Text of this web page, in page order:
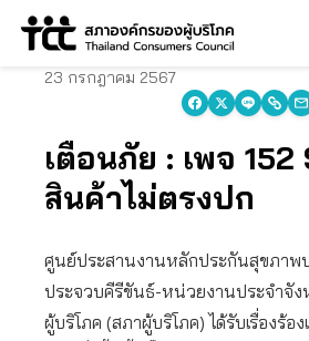
Skip
23 กรกฎาคม 2567
เตือนภัย : เพจ 152
สินค้าไม่ตรงปก
ศูนย์ประสานงานหลักประกันสุขภาพ
ประจวบคีรีขันธ์-หน่วยงานประจำจัง
ผู้บริโภค (สภาผู้บริโภค) ได้รับเรื่องร้อ